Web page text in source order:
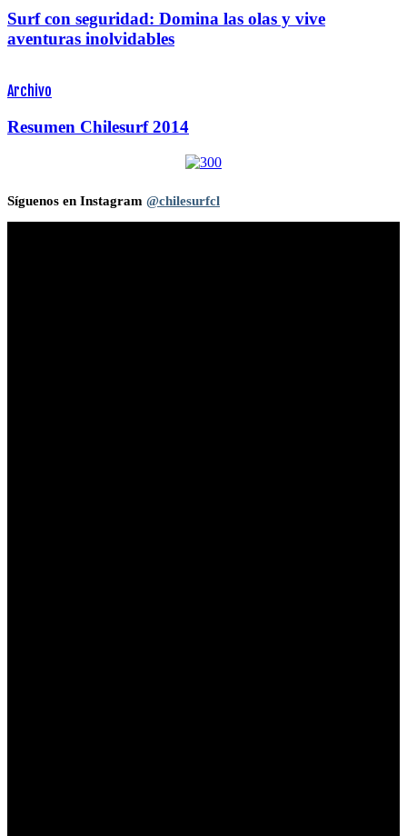
Surf con seguridad: Domina las olas y vive
aventuras inolvidables
Archivo
Resumen Chilesurf 2014
Síguenos en Instagram @chilesurfcl